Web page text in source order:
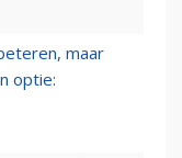
maar
optie: